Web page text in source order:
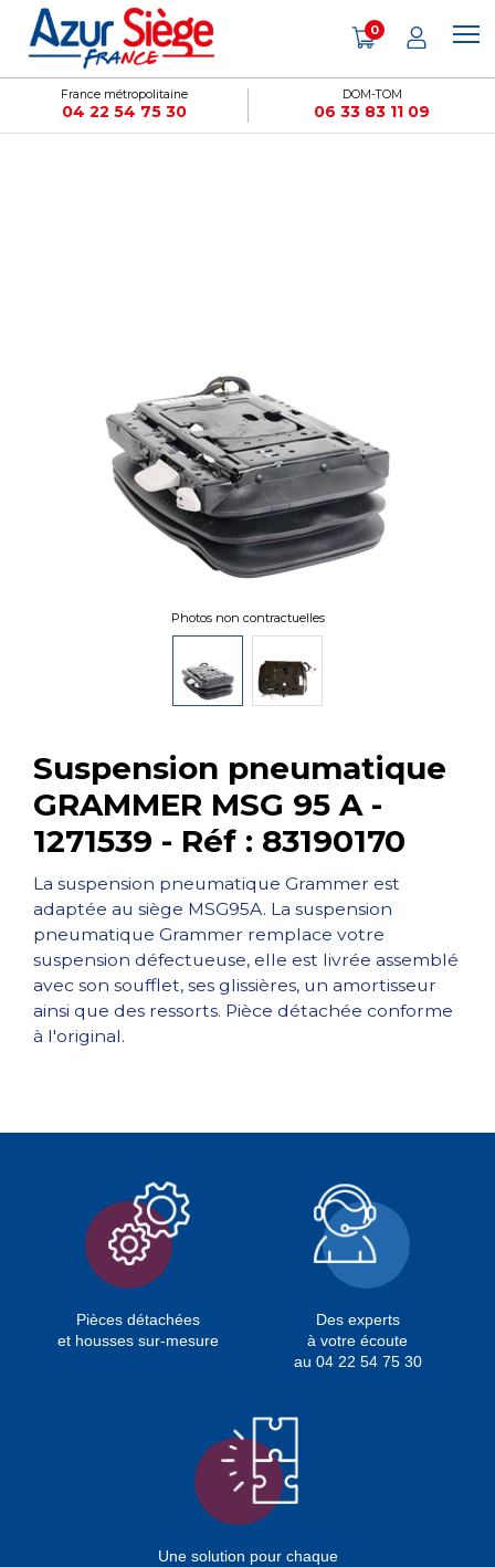
France métropolitaine
04 22 54 75 30
DOM-TOM
06 33 83 11 09
0
Suspension pneumatique
GRAMMER MSG 95 A -
1271539 - Réf : 83190170
La suspension pneumatique Grammer est
adaptée au siège MSG95A. La suspension
pneumatique Grammer remplace votre
suspension défectueuse, elle est livrée assemblé
avec son soufflet, ses glissières, un amortisseur
ainsi que des ressorts. Pièce détachée conforme
à l'original.
Photos non contractuelles
Pièces détachées
et housses sur-mesure
Des experts
à votre écoute
au 04 22 54 75 30
Une solution pour chaque
Panneau de gestion des cookies